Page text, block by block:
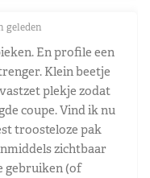
geleden
En profile een
Klein beetje
plekje zodat
coupe. Vind ik nu
troosteloze pak
zichtbaar
gebruiken (of